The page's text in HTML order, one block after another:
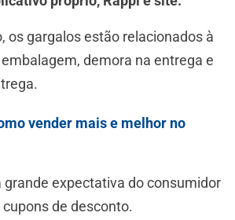
os gargalos estão relacionados à
demora na entrega e
vender mais e melhor no
grande expectativa do consumidor
de desconto.